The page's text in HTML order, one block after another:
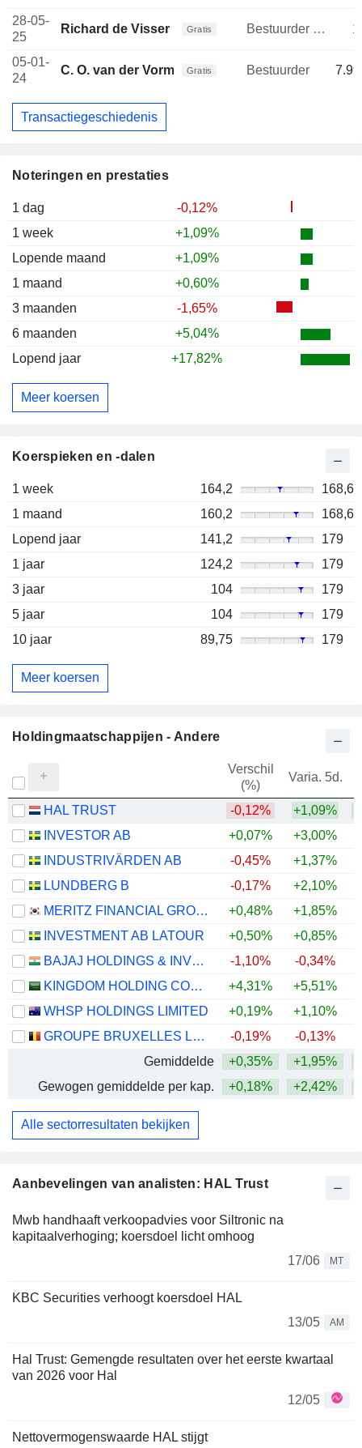
Aanbevelingen van analisten: HAL Trust
Mwb handhaaft verkoopadvies voor Siltronic na
kapitaalverhoging; koersdoel licht omhoog
17/06
MT
KBC Securities verhoogt koersdoel HAL
13/05
AM
Hal Trust: Gemengde resultaten over het eerste kwartaal
van 2026 voor Hal
12/05
Nettovermogenswaarde HAL stijgt
Noteringen en prestaties
1 dag
-0,12%
1 week
+1,09%
Lopende maand
+1,09%
1 maand
+0,60%
3 maanden
-1,65%
6 maanden
+5,04%
Lopend jaar
+17,82%
Meer koersen
Koerspieken en -dalen
1 week 164,2
168,6
1 maand
160,2
168,6
Lopend jaar
141,2
179
1 jaar
124,2
179
3 jaar
104
179
5 jaar
104
179
10 jaar
89,75 179
Meer koersen
28-05-
25
Richard de Visser Gratis Bestuurder / senior manager
05-01-
24
C. O. van der Vorm Gratis Bestuurder
Transactiegeschiedenis
Holdingmaatschappijen - Andere
Verschil
(%)
Varia. 5d.
HAL TRUST -0,12% +1,09%
INVESTOR AB
+0,07% +3,00%
INDUSTRIVÄRDEN AB
-0,45% +1,37%
LUNDBERG B
-0,17% +2,10%
MERITZ FINANCIAL GROUP INC.
+0,48% +1,85%
INVESTMENT AB LATOUR
+0,50% +0,85%
BAJAJ HOLDINGS & INVESTMENT LIMITED
-1,10% -0,34%
KINGDOM HOLDING COMPANY
+4,31% +5,51%
WHSP HOLDINGS LIMITED
+0,19% +1,10%
GROUPE BRUXELLES LAMBERT SA
-0,19% -0,13%
Gemiddelde
+0,35% +1,95%
Gewogen gemiddelde per kap.
+0,18% +2,42%
Alle sectorresultaten bekijken